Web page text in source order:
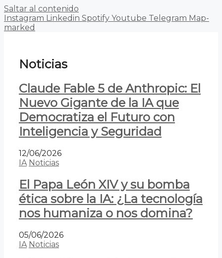
Saltar al contenido
Instagram Linkedin Spotify Youtube Telegram Map-
marked
Noticias
Claude Fable 5 de Anthropic: El
Nuevo Gigante de la IA que
Democratiza el Futuro con
Inteligencia y Seguridad
12/06/2026
IA Noticias
El Papa León XIV y su bomba
ética sobre la IA: ¿La tecnología
nos humaniza o nos domina?
05/06/2026
IA Noticias